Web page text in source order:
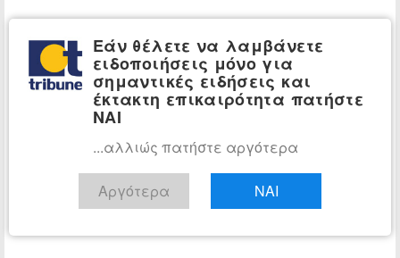
Εάν θέλετε να λαμβάνετε
ειδοποιήσεις μόνο για
σημαντικές ειδήσεις και
έκτακτη επικαιρότητα πατήστε
ΝΑΙ
...αλλιώς πατήστε αργότερα
Αργότερα ΝΑΙ